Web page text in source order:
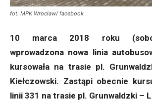
fot. MPK Wrocław/ facebook
10 marca 2018 roku
wprowadzona nowa linia
kursowała na trasie pl.
Kiełczowski. Zastąpi obecnie
linii 331 na trasie pl. Grunwaldzki –